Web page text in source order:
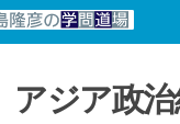
アジア政